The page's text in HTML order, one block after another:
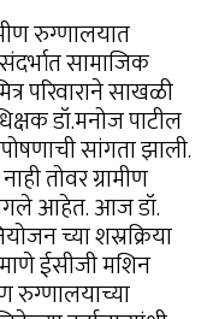
रुग्णालयात
सामाजिक
परिवाराने साखळी
डॉ.मनोज पाटील
सांगता झाली.
तोवर ग्रामीण
आहेत. आज डॉ.
च्या शस्रक्रिया
ईसीजी मशिन
रुग्णालयाच्या